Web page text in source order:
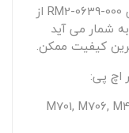
فیلم فیوزینگ فابریک M706 با کدفنی RM2-0639-000 از
شمار می آید
کیفیت ممکن.
اچ پی:
5200,M701,